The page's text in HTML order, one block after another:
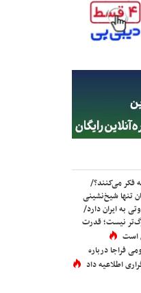
فکر می‌کنند؟/
تنها شیخ‌نشینی
به ایران دارد/
نیست؛ قدرت
است
فراجا درباره
اطلاعیه داد